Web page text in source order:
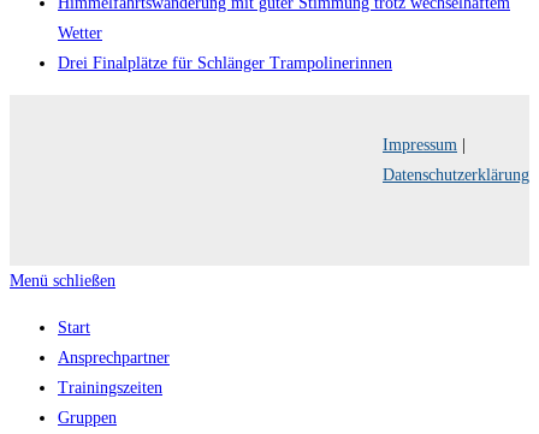
Wetter
Drei Finalplätze für Schlänger Trampolinerinnen
Impressum
Datenschutzerklärung
Menü schließen
Start
Ansprechpartner
Trainingszeiten
Gruppen